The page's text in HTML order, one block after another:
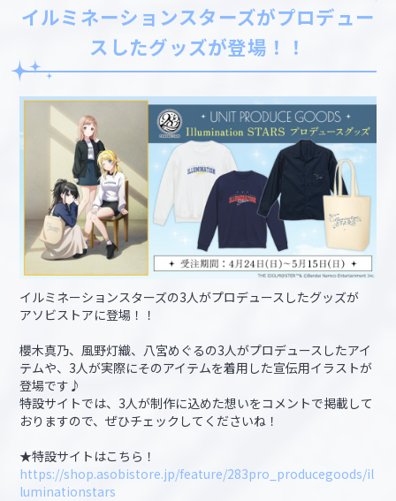
イルミネーションスターズがプロデュー
スしたグッズが登場！！
イルミネーションスターズの3人がプロデュースしたグッズが
アソビストアに登場！！
櫻木真乃、風野灯織、八宮めぐるの3人がプロデュースしたアイ
テムや、3人が実際にそのアイテムを着用した宣伝用イラストが
登場です♪
特設サイトでは、3人が制作に込めた想いをコメントで掲載して
おりますので、ぜひチェックしてくださいね！
★特設サイトはこちら！
https://shop.asobistore.jp/feature/283pro_producegoods/il
luminationstars